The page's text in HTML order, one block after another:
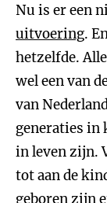
Nu is er een
uitvoering.
hetzelfde.
wel een van
van
generaties in
in leven zijn.
tot aan de
geboren zijn